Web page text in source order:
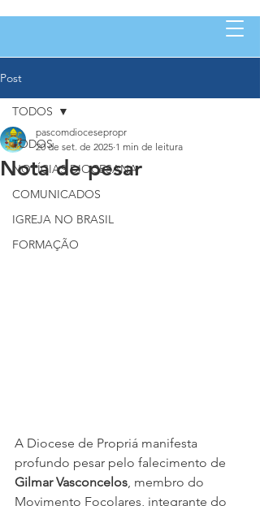
Post
TODOS
NOTÍCIAS DIOCESANA
COMUNICADOS
IGREJA NO BRASIL
FORMAÇÃO
TODOS
Nota de pesar
pascomdiocesepropr
20 de set. de 2025 1 min de leitura
A Diocese de Propriá manifesta
profundo pesar pelo falecimento de
Gilmar Vasconcelos, membro do
Movimento Focolares, integrante do